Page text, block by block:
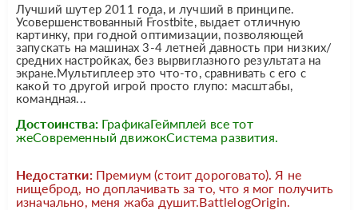
Лучший шутер 2011 года, и лучший в принципе.
Усовершенствованный Frostbite, выдает отличную
картинку, при годной оптимизации, позволяющей
запускать на машинах 3-4 летней давность при низких/
средних настройках, без вырвиглазного результата на
экране.Мультиплеер это что-то, сравнивать с его с
какой то другой игрой просто глупо: масштабы,
командная...
Достоинства: ГрафикаГеймплей все тот
жеСовременный движокСистема развития.
Недостатки: Премиум (стоит дороговато). Я не
нищеброд, но доплачивать за то, что я мог получить
изначально, меня жаба душит.BattlelogOrigin.